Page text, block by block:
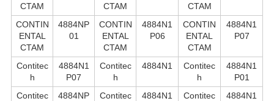
CTAM
CTAM
CTAM
CONTIN
ENTAL
CTAM
4884NP
01
CONTIN
ENTAL
CTAM
4884N1
P06
CONTIN
ENTAL
CTAM
4884N1
P07
Contitec
h
4884N1
P07
Contitec
h
4884N1
Contitec
h
4884N1
P01
Contitec
4884NP
Contitec
4884N1
Contitec
4884N1